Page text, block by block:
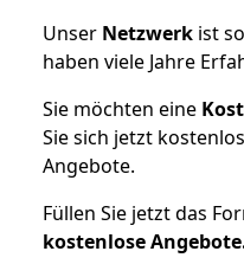
Unser Netzwerk ist
haben viele Jahre
Sie möchten eine
Sie sich jetzt
Angebote.
Füllen Sie jetzt das
kostenlose